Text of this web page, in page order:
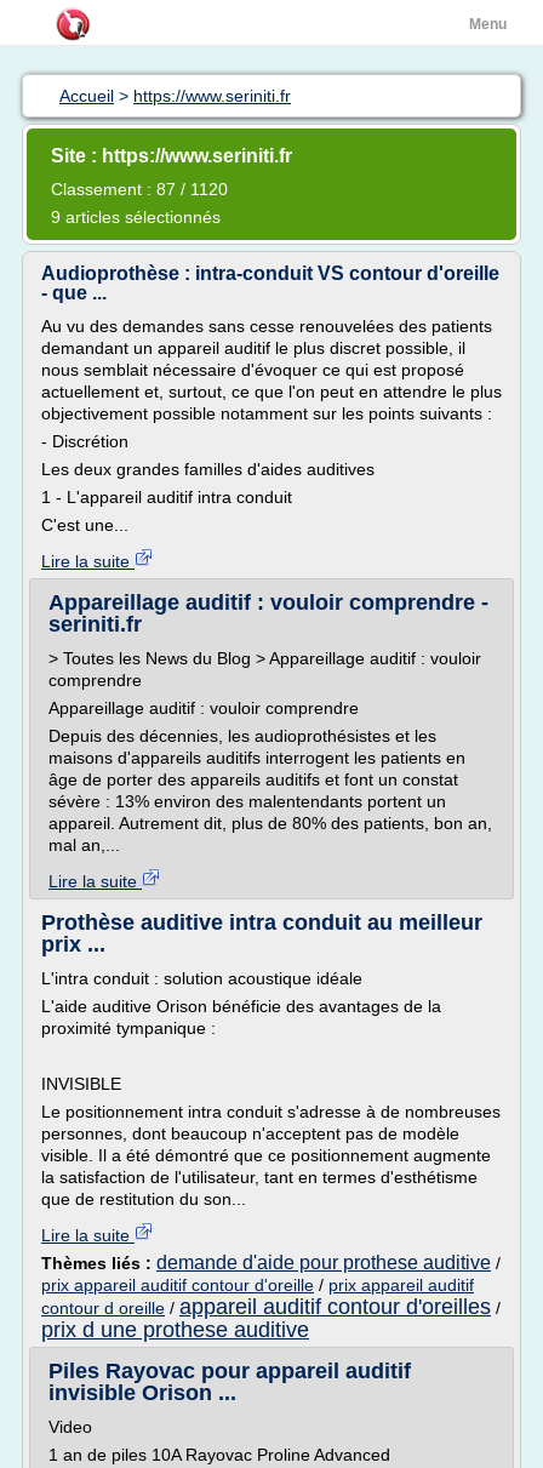
Menu
Accueil > https://www.seriniti.fr
Site : https://www.seriniti.fr
Classement : 87 / 1120
9 articles sélectionnés
Audioprothèse : intra-conduit VS contour d'oreille
- que ...
Au vu des demandes sans cesse renouvelées des patients
demandant un appareil auditif le plus discret possible, il
nous semblait nécessaire d'évoquer ce qui est proposé
actuellement et, surtout, ce que l'on peut en attendre le plus
objectivement possible notamment sur les points suivants :
- Discrétion
Les deux grandes familles d'aides auditives
1 - L'appareil auditif intra conduit
C'est une...
Lire la suite
Appareillage auditif : vouloir comprendre -
seriniti.fr
> Toutes les News du Blog > Appareillage auditif : vouloir
comprendre
Appareillage auditif : vouloir comprendre
Depuis des décennies, les audioprothésistes et les
maisons d'appareils auditifs interrogent les patients en
âge de porter des appareils auditifs et font un constat
sévère : 13% environ des malentendants portent un
appareil. Autrement dit, plus de 80% des patients, bon an,
mal an,...
Lire la suite
Prothèse auditive intra conduit au meilleur
prix ...
L'intra conduit : solution acoustique idéale
L'aide auditive Orison bénéficie des avantages de la
proximité tympanique :
INVISIBLE
Le positionnement intra conduit s'adresse à de nombreuses
personnes, dont beaucoup n'acceptent pas de modèle
visible. Il a été démontré que ce positionnement augmente
la satisfaction de l'utilisateur, tant en termes d'esthétisme
que de restitution du son...
Lire la suite
Thèmes liés : demande d'aide pour prothese auditive /
prix appareil auditif contour d'oreille / prix appareil auditif
contour d oreille / appareil auditif contour d'oreilles /
prix d une prothese auditive
Piles Rayovac pour appareil auditif
invisible Orison ...
Video
1 an de piles 10A Rayovac Proline Advanced